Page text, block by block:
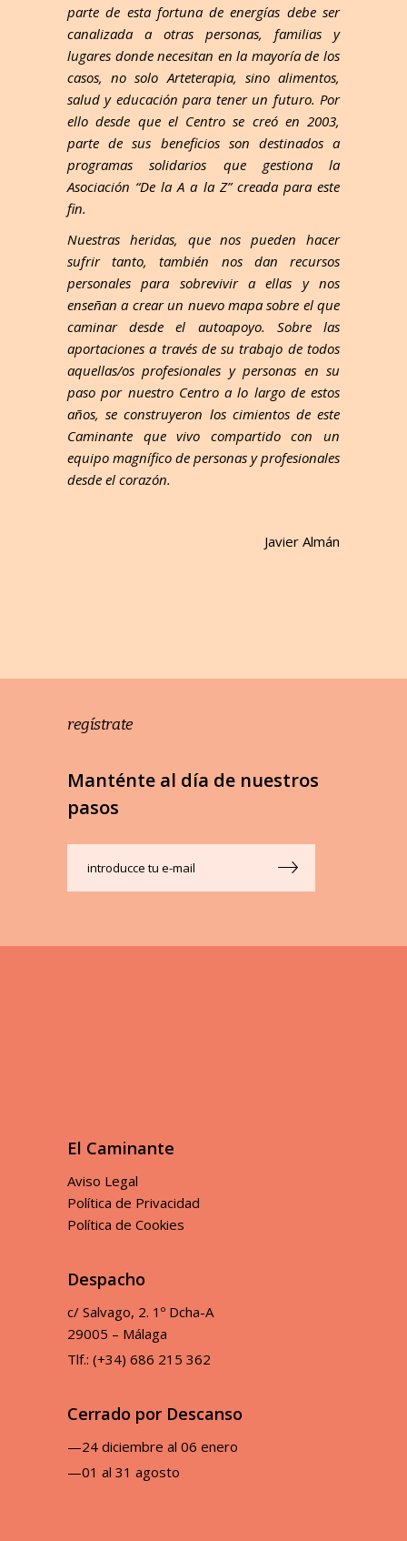
parte de esta fortuna de energías debe ser
canalizada a otras personas, familias y
lugares donde necesitan en la mayoría de los
casos, no solo Arteterapia, sino alimentos,
salud y educación para tener un futuro. Por
ello desde que el Centro se creó en 2003,
parte de sus beneficios son destinados a
programas solidarios que gestiona la
Asociación “De la A a la Z” creada para este
fin.
Nuestras heridas, que nos pueden hacer
sufrir tanto, también nos dan recursos
personales para sobrevivir a ellas y nos
enseñan a crear un nuevo mapa sobre el que
caminar desde el autoapoyo. Sobre las
aportaciones a través de su trabajo de todos
aquellas/os profesionales y personas en su
paso por nuestro Centro a lo largo de estos
años, se construyeron los cimientos de este
Caminante que vivo compartido con un
equipo magnífico de personas y profesionales
desde el corazón.
Javier Almán
regístrate
Manténte al día de nuestros
pasos
El Caminante
Aviso Legal
Política de Privacidad
Política de Cookies
Despacho
c/ Salvago, 2. 1º Dcha-A
29005 – Málaga
Tlf.: (+34) 686 215 362
Cerrado por Descanso
—24 diciembre al 06 enero
—01 al 31 agosto